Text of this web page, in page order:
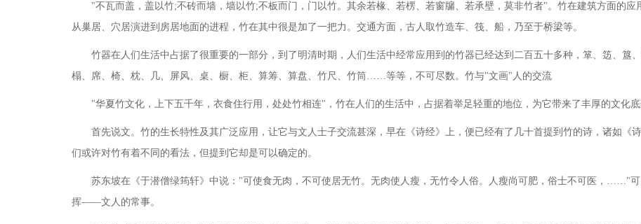
"不瓦而盖，盖以竹;不砖而墙，墙以竹;不板而门，门以竹。其余若椽、若楞、若窗牖、若承壁，莫非竹者"。竹在建筑方面的
从巢居、穴居演进到房居地面的进程，竹在其中很是加了一把力。交通方面，古人取竹造车、筏、船，乃至于桥梁等。
竹器在人们生活中占据了很重要的一部分，到了明清时期，人们生活中经常应用到的竹器已经达到二百五十多种，箪、笾、簋
榻、席、椅、枕、几、屏风、桌、橱、柜、算筹、算盘、竹尺、竹筒……等等，不可尽数。竹与"文画"人的交流
"华夏竹文化，上下五千年，衣食住行用，处处竹相连"，竹在人们的生活中，占据着举足轻重的地位，为它带来了丰厚的文化底
首先说文。竹的生长特性及其广泛应用，让它与文人士子交流甚深，早在《诗经》上，便已经有了几十首提到竹的诗，诸如《诗
们或许对竹有着不同的看法，但提到它却是可以确定的。
苏东坡在《于潜僧绿筠轩》中说： "可使食无肉，不可使居无竹。无肉使人瘦，无竹令人俗。人瘦尚可肥，俗士不可医，……"
挥——文人的常事。